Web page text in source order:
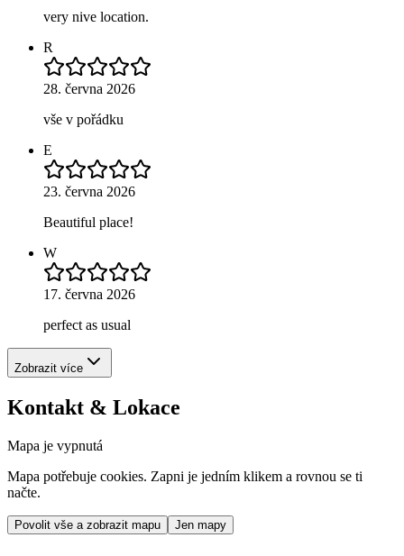
very nive location.
R
28. června 2026
vše v pořádku
E
23. června 2026
Beautiful place!
W
17. června 2026
perfect as usual
Zobrazit více
Kontakt & Lokace
Mapa je vypnutá
Mapa potřebuje cookies. Zapni je jedním klikem a rovnou se ti
načte.
Povolit vše a zobrazit mapu Jen mapy